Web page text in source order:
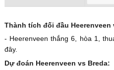
Thành tích đối đầu Heerenveen
- Heerenveen thắng 6, hòa 1,
đây.
Dự đoán Heerenveen vs Breda: